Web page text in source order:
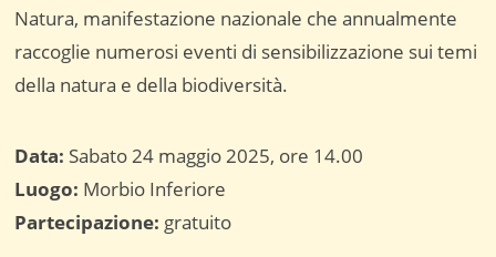
Natura, manifestazione nazionale che annualmente
raccoglie numerosi eventi di sensibilizzazione sui temi
della natura e della biodiversità.
Data: Sabato 24 maggio 2025, ore 14.00
Luogo: Morbio Inferiore
Partecipazione: gratuito